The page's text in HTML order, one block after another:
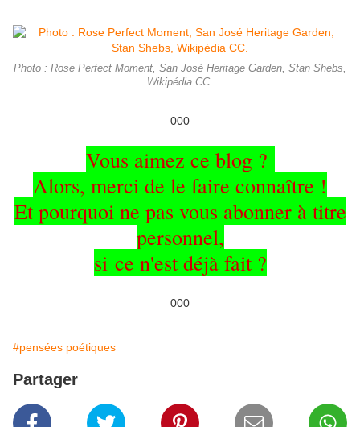
Photo : Rose Perfect Moment, San José Heritage Garden, Stan Shebs,
Wikipédia CC.
000
Vous aimez ce blog ?
Alors, merci de le faire connaître !
Et pourquoi ne pas vous abonner à titre
personnel,
si ce n'est déjà fait ?
000
#pensées poétiques
Partager